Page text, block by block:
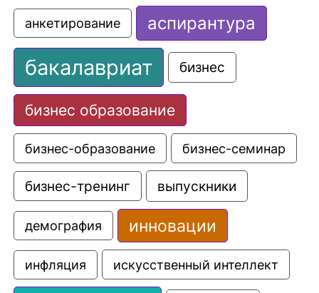
анкетирование аспирантура
бакалавриат бизнес
бизнес образование
бизнес-образование бизнес-семинар
бизнес-тренинг выпускники
демография инновации
инфляция искусственный интеллект